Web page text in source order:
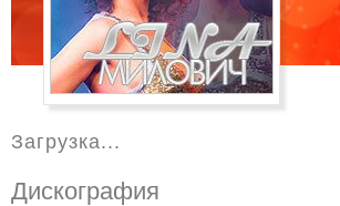
Загрузка...
Дискография